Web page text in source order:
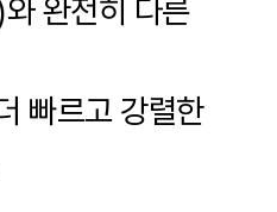
완전히 다른
빠르고 강렬한